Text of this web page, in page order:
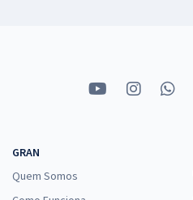
GRAN
Quem Somos